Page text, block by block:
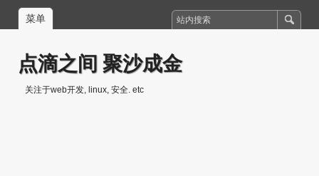
菜单
点滴之间 聚沙成金
关注于web开发, linux, 安全. etc